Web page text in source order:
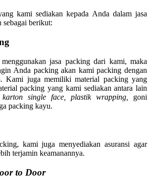
kami sediakan kepada Anda dalam jasa
sebagai berikut:
jasa packing dari kami, maka
Anda packing akan kami packing dengan
Kami juga memiliki material packing yang
packing yang kami sediakan antara lain
single face, plastik wrapping,
goni
packing kayu.
kami juga menyediakan asuransi agar
terjamin keamanannya.
to Door